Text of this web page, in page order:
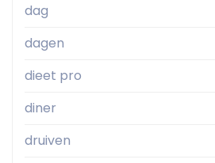
dag
dagen
dieet pro
diner
druiven